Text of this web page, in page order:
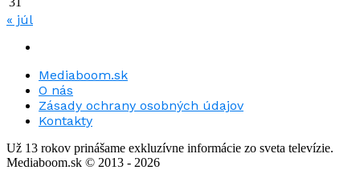
« júl
Mediaboom.sk
O nás
Zásady ochrany osobných údajov
Kontakty
Už 13 rokov prinášame exkluzívne informácie zo sveta televízie.
Mediaboom.sk © 2013 - 2026